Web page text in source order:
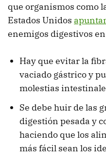
que organismos como
Estados Unidos
enemigos digestivos
Hay que evitar la
vaciado gástrico y
molestias
Se debe huir de las
digestión pesada y
haciendo que los
más fácil sean los